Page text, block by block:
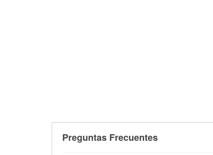
Preguntas Frecuentes